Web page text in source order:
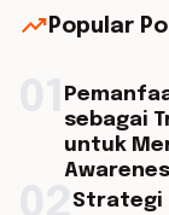
trending_up Popular
sebagai
untuk
Strategi